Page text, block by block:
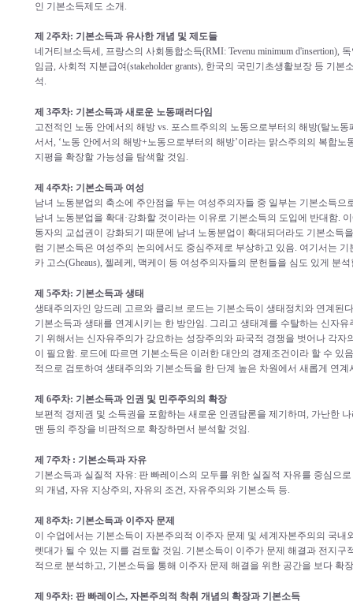
인 기본소득제도 소개.
제 2주차: 기본소득과 유사한 개념 및 제도들
네거티브소득세, 프랑스의 사회통합소득(RMI: Tevenu minimum d'insertion),
임금, 사회적 지분급여(stakeholder grants), 한국의 국민기초생활보장 등 기
석.
제 3주차: 기본소득과 새로운 노동패러다임
고전적인 노동 안에서의 해방 vs. 포스트주의의 노동으로부터의 해방(탈노
서서, ‘노동 안에서의 해방+노동으로부터의 해방’이라는 맑스주의의 복합
지평을 확장할 가능성을 탐색할 것임.
제 4주차: 기본소득과 여성
남녀 노동분업의 축소에 주안점을 두는 여성주의자들 중 일부는 기본소득
남녀 노동분업을 확대·강화할 것이라는 이유로 기본소득의 도입에 반대함.
동자의 교섭권이 강화되기 때문에 남녀 노동분업이 확대되더라도 기본소득
럼 기본소득은 여성주의 논의에서도 중심주제로 부상하고 있음. 여기서는
카 고스(Gheaus), 젤레케, 맥케이 등 여성주의자들의 문헌들을 심도 있게 분
제 5주차: 기본소득과 생태
생태주의자인 앙드레 고르와 클리브 로드는 기본소득이 생태정치와 연계된
기본소득과 생태를 연계시키는 한 방안임. 그리고 생태계를 수탈하는 신자
기 위해서는 신자유주의가 강요하는 성장주의와 파국적 경쟁을 벗어나 각
이 필요함. 로드에 따르면 기본소득은 이러한 대안의 경제조건이라 할 수 있
적으로 검토하여 생태주의와 기본소득을 한 단계 높은 차원에서 새롭게 연
제 6주차: 기본소득과 인권 및 민주주의의 확장
보편적 경제권 및 소득권을 포함하는 새로운 인권담론을 제기하며, 가난한
맨 등의 주장을 비판적으로 확장하면서 분석할 것임.
제 7주차 : 기본소득과 자유
기본소득과 실질적 자유: 판 빠레이스의 모두를 위한 실질적 자유를 중심으
의 개념, 자유 지상주의, 자유의 조건, 자유주의와 기본소득 등.
제 8주차: 기본소득과 이주자 문제
이 수업에서는 기본소득이 자본주의적 이주자 문제 및 세계자본주의의 국
렛대가 될 수 있는 지를 검토할 것임. 기본소득이 이주가 문제 해결과 전지
적으로 분석하고, 기본소득을 통해 이주자 문제 해결을 위한 공간을 보다 확
제 9주차: 판 빠레이스, 자본주의적 착취 개념의 확장과 기본소득